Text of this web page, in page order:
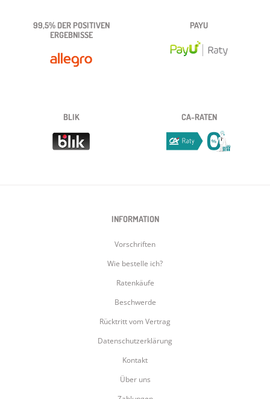
99,5% DER POSITIVEN
ERGEBNISSE
PAYU
BLIK CA-RATEN
INFORMATION
Vorschriften
Wie bestelle ich?
Ratenkäufe
Beschwerde
Rücktritt vom Vertrag
Datenschutzerklärung
Kontakt
Über uns